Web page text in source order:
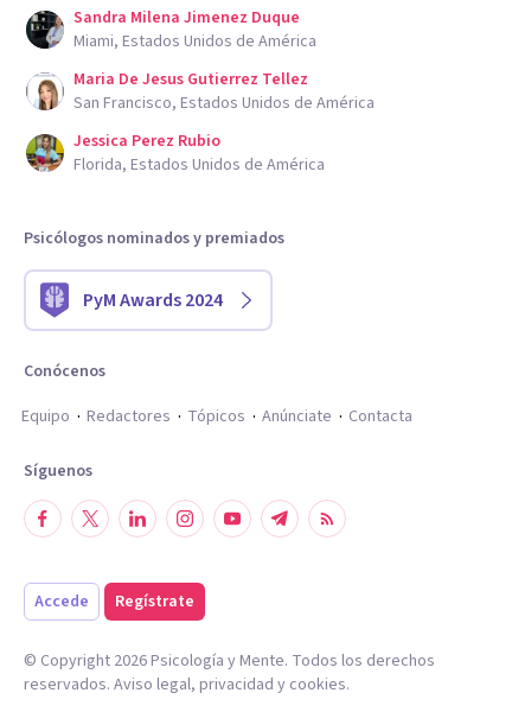
Sandra Milena Jimenez Duque
Miami, Estados Unidos de América
Maria De Jesus Gutierrez Tellez
San Francisco, Estados Unidos de América
Jessica Perez Rubio
Florida, Estados Unidos de América
Psicólogos nominados y premiados
PyM Awards 2024
Conócenos
Equipo
Redactores Tópicos Anúnciate Contacta
Síguenos
Accede Regístrate
© Copyright 2026Psicología y Mente. Todos los derechos
reservados. Aviso legal, privacidad y cookies.